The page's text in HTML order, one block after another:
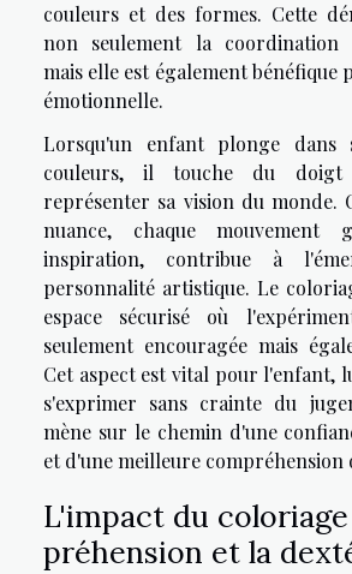
couleurs et des formes. Cette
non seulement la coordination
mais elle est également bénéfique
émotionnelle.
Lorsqu'un enfant plonge dans
couleurs, il touche du
représenter sa vision du monde.
nuance, chaque mouvement
inspiration, contribue à
personnalité artistique. Le
espace sécurisé où
seulement encouragée mais
Cet aspect est vital pour l'enfant,
s'exprimer sans crainte du
mène sur le chemin d'une
et d'une meilleure compréhension
L'impact du
préhension et la